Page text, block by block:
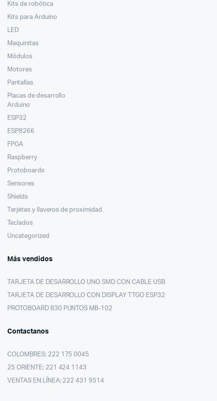
Kits de robótica
Kits para Arduino
LED
Maquinitas
Módulos
Motores
Pantallas
Placas de desarrollo
Arduino
ESP32
ESP8266
FPGA
Raspberry
Protoboards
Sensores
Shields
Tarjetas y llaveros de proximidad
Teclados
Uncategorized
Más vendidos
TARJETA DE DESARROLLO UNO SMD CON CABLE USB
TARJETA DE DESARROLLO CON DISPLAY TTGO ESP32
PROTOBOARD 830 PUNTOS MB-102
Contactanos
COLOMBRES: 222 175 0045
25 ORIENTE: 221 424 1143
VENTAS EN LÍNEA: 222 431 9514